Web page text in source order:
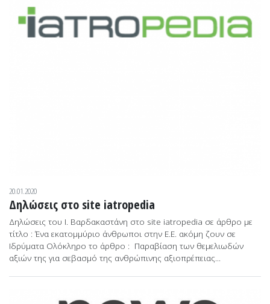
20.01.2020
Δηλώσεις στο site iatropedia
Δηλώσεις του Ι. Βαρδακαστάνη στο site iatropedia σε άρθρο με
τίτλο : Ένα εκατομμύριο άνθρωποι στην Ε.Ε. ακόμη ζουν σε
Ιδρύματα Ολόκληρο το άρθρο : Παραβίαση των θεμελιωδών
αξιών της για σεβασμό της ανθρώπινης αξιοπρέπειας...